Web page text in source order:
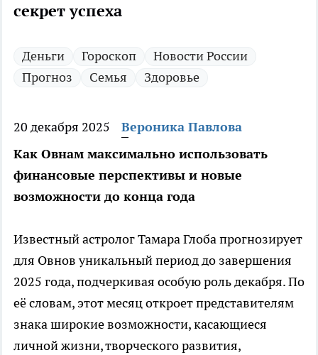
секрет успеха
Деньги Гороскоп
Новости России
Прогноз
Семья Здоровье
20 декабря 2025
Вероника Павлова
Как Овнам максимально использовать
финансовые перспективы и новые
возможности до конца года
Известный астролог Тамара Глоба прогнозирует
для Овнов уникальный период до завершения
2025 года, подчеркивая особую роль декабря. По
её словам, этот месяц откроет представителям
знака широкие возможности, касающиеся
личной жизни, творческого развития,